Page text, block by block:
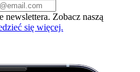
newslettera. Zobacz naszą
się więcej.